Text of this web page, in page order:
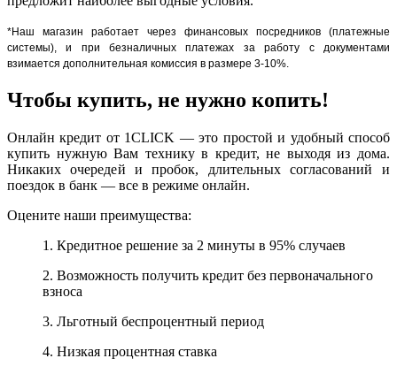
*Наш магазин работает через финансовых посредников (платежные
системы), и при безналичных платежах за работу с документами
взимается дополнительная комиссия в размере 3-10%.
Чтобы купить, не нужно копить!
Онлайн кредит от 1CLICK — это простой и удобный способ
купить нужную Вам технику в кредит, не выходя из дома.
Никаких очередей и пробок, длительных согласований и
поездок в банк — все в режиме онлайн.
Оцените наши преимущества:
1. Кредитное решение за 2 минуты в 95% случаев
2. Возможность получить кредит без первоначального
взноса
3. Льготный беспроцентный период
4. Низкая процентная ставка